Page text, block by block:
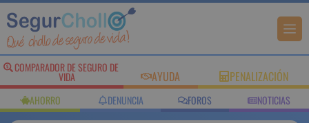
COMPARADOR DE
SEGURO DE VIDA AYUDA PENALIZACIÓN
AHORRO DENUNCIA FOROS NOTICIAS